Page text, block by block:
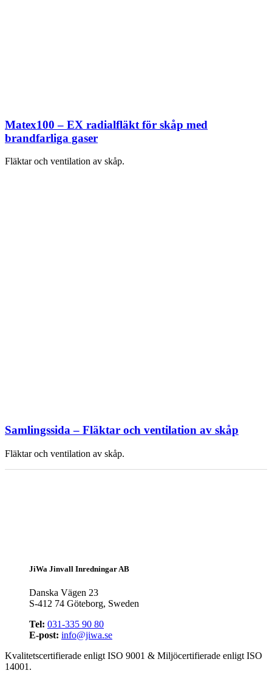
Matex100 – EX radialfläkt för skåp med
brandfarliga gaser
Fläktar och ventilation av skåp.
Samlingssida – Fläktar och ventilation av skåp
Fläktar och ventilation av skåp.
JiWa Jinvall Inredningar AB
Danska Vägen 23
S-412 74 Göteborg, Sweden
Tel: 031-335 90 80
E-post: info@jiwa.se
Kvalitetscertifierade enligt ISO 9001 & Miljöcertifierade enligt ISO
14001.